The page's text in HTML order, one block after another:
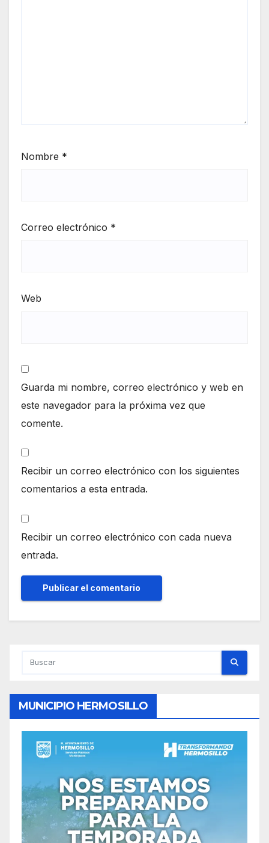
Nombre *
Correo electrónico *
Web
Guarda mi nombre, correo electrónico y web en
este navegador para la próxima vez que
comente.
Recibir un correo electrónico con los siguientes
comentarios a esta entrada.
Recibir un correo electrónico con cada nueva
entrada.
MUNICIPIO HERMOSILLO